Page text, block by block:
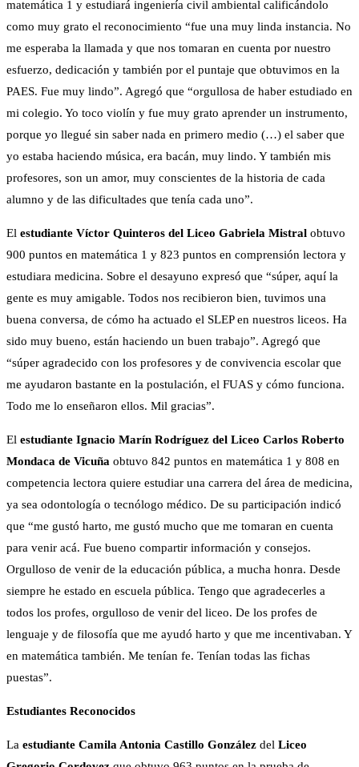
matemática 1 y estudiará ingeniería civil ambiental calificándolo
como muy grato el reconocimiento “fue una muy linda instancia. No
me esperaba la llamada y que nos tomaran en cuenta por nuestro
esfuerzo, dedicación y también por el puntaje que obtuvimos en la
PAES. Fue muy lindo”. Agregó que “orgullosa de haber estudiado en
mi colegio. Yo toco violín y fue muy grato aprender un instrumento,
porque yo llegué sin saber nada en primero medio (…) el saber que
yo estaba haciendo música, era bacán, muy lindo. Y también mis
profesores, son un amor, muy conscientes de la historia de cada
alumno y de las dificultades que tenía cada uno”.
El estudiante Víctor Quinteros del Liceo Gabriela Mistral obtuvo
900 puntos en matemática 1 y 823 puntos en comprensión lectora y
estudiara medicina. Sobre el desayuno expresó que “súper, aquí la
gente es muy amigable. Todos nos recibieron bien, tuvimos una
buena conversa, de cómo ha actuado el SLEP en nuestros liceos. Ha
sido muy bueno, están haciendo un buen trabajo”. Agregó que
“súper agradecido con los profesores y de convivencia escolar que
me ayudaron bastante en la postulación, el FUAS y cómo funciona.
Todo me lo enseñaron ellos. Mil gracias”.
El estudiante Ignacio Marín Rodríguez del Liceo Carlos Roberto
Mondaca de Vicuña obtuvo 842 puntos en matemática 1 y 808 en
competencia lectora quiere estudiar una carrera del área de medicina,
ya sea odontología o tecnólogo médico. De su participación indicó
que “me gustó harto, me gustó mucho que me tomaran en cuenta
para venir acá. Fue bueno compartir información y consejos.
Orgulloso de venir de la educación pública, a mucha honra. Desde
siempre he estado en escuela pública. Tengo que agradecerles a
todos los profes, orgulloso de venir del liceo. De los profes de
lenguaje y de filosofía que me ayudó harto y que me incentivaban. Y
en matemática también. Me tenían fe. Tenían todas las fichas
puestas”.
Estudiantes Reconocidos
La estudiante Camila Antonia Castillo González del Liceo